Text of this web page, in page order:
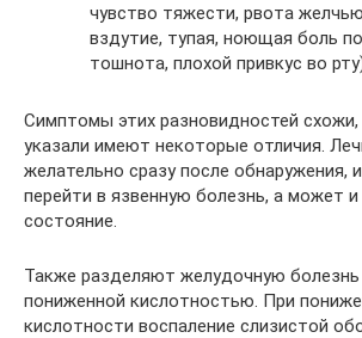
чувство тяжести, рвота
вздутие, тупая, ноющая боль
тошнота, плохой привкус во
Симптомы этих разновидностей
указали имеют некоторые отличия.
желательно сразу после обнаружения,
перейти в язвенную болезнь, а может и
состояние.
Также разделяют желудочную
пониженной кислотностью. При
кислотности воспаление слизистой